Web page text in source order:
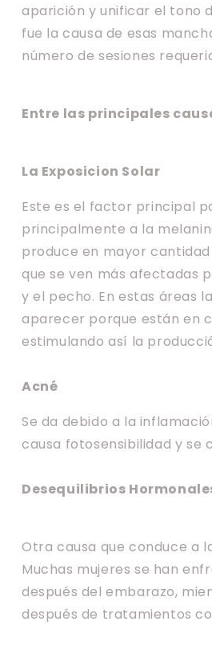
aparición y unificar el tono
fue la causa de esas
número de sesiones
Entre las principales
La Exposicion Solar
Este es el factor principal
principalmente a la
produce en mayor
que se ven más afectadas
y el pecho. En estas áreas
aparecer porque están en
estimulando así la
Acné
Se da debido a la
causa fotosensibilidad y se
Desequilibrios
Otra causa que conduce a
Muchas mujeres se han
después del embarazo,
después de tratamientos